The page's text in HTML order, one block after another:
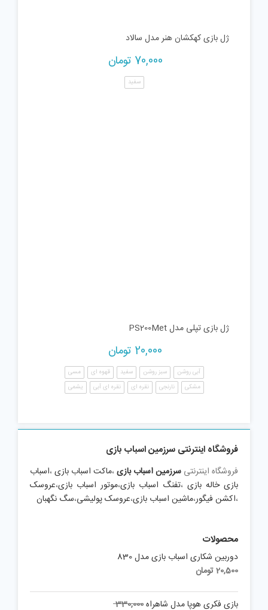
ژل بازی کهکشان هنر مدل سالاد
70,000 تومان
سفید
ژل بازی تپلی مدل PS200Met
20,000 تومان
آبی روشن سبز روشن سفید قهوه ای
مسی
مشکی
نارنجی نقره ای نقره ای آبی یشمی
فروشگاه اینترنتی سرزمین اسباب بازی
فروشگاه اینترنتی سرزمین اسباب بازی،ماکت اسباب بازی،اسباب
بازی خاله بازی ،تفنگ اسباب بازی،موتور اسباب بازی،عروسک
،اکشن فیگور،ماشین اسباب بازی،عروسک پولیشی،سگ نگهبان
محصولات
دوربین شکاری اسباب بازی مدل 830
20,500تومان
بازی فکری هوپا مدل شاهراه330,000
Original